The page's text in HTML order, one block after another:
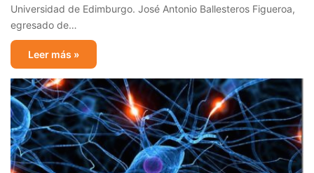
Universidad de Edimburgo. José Antonio Ballesteros Figueroa,
egresado de…
Leer más »